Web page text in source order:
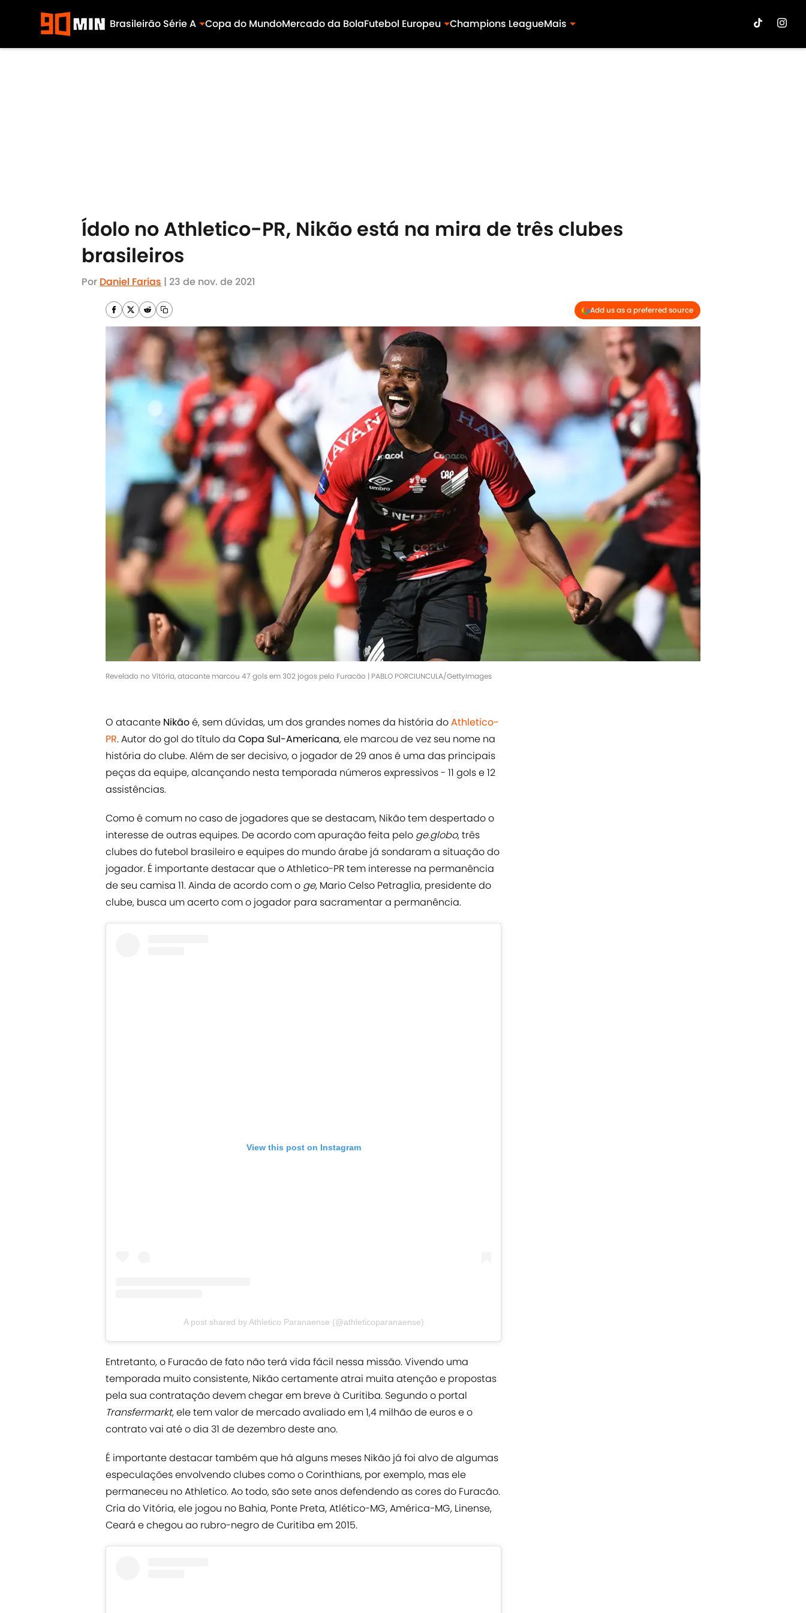
Brasileirão Série A Copa do MundoMercado da BolaFutebol Europeu Champions LeagueMais
Ídolo no Athletico-PR, Nikão está na mira de três clubes
brasileiros
Por Daniel Farias | 23 de nov. de 2021
Add us as a preferred source
Revelado no Vitória, atacante marcou 47 gols em 302 jogos pelo Furacão | PABLO PORCIUNCULA/GettyImages
O atacante Nikãoé, sem dúvidas, um dos grandes nomes da história doAthletico-
PR. Autor do gol do título da Copa Sul-Americana, ele marcou de vez seu nome na
história do clube. Além de ser decisivo, o jogador de 29 anos é uma das principais
peças da equipe, alcançando nesta temporada números expressivos - 11 gols e 12
assistências.
Como é comum no caso de jogadores que se destacam, Nikão tem despertado o
interesse de outras equipes. De acordo com apuração feita pelo ge.globo, três
clubes do futebol brasileiro e equipes do mundo árabe já sondaram a situação do
jogador. É importante destacar que o Athletico-PR tem interesse na permanência
de seu camisa 11. Ainda de acordo com o ge, Mario Celso Petraglia, presidente do
clube, busca um acerto com o jogador para sacramentar a permanência.
View this post on Instagram
A post shared by Athletico Paranaense (@athleticoparanaense)
Entretanto, o Furacão de fato não terá vida fácil nessa missão. Vivendo uma
temporada muito consistente, Nikão certamente atrai muita atenção e propostas
pela sua contratação devem chegar em breve à Curitiba. Segundo o portal
Transfermarkt, ele tem valor de mercado avaliado em 1,4 milhão de euros e o
contrato vai até o dia 31 de dezembro deste ano.
É importante destacar também que há alguns meses Nikão já foi alvo de algumas
especulações envolvendo clubes como o Corinthians, por exemplo, mas ele
permaneceu no Athletico. Ao todo, são sete anos defendendo as cores do Furacão.
Cria do Vitória, ele jogou no Bahia, Ponte Preta, Atlético-MG, América-MG, Linense,
Ceará e chegou ao rubro-negro de Curitiba em 2015.